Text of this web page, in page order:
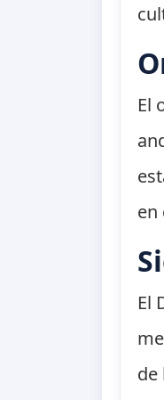
El
en
El
de